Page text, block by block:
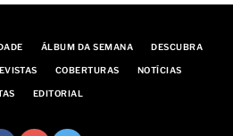
ÁLBUM DA SEMANA DESCUBRA
COBERTURAS NOTÍCIAS
EDITORIAL